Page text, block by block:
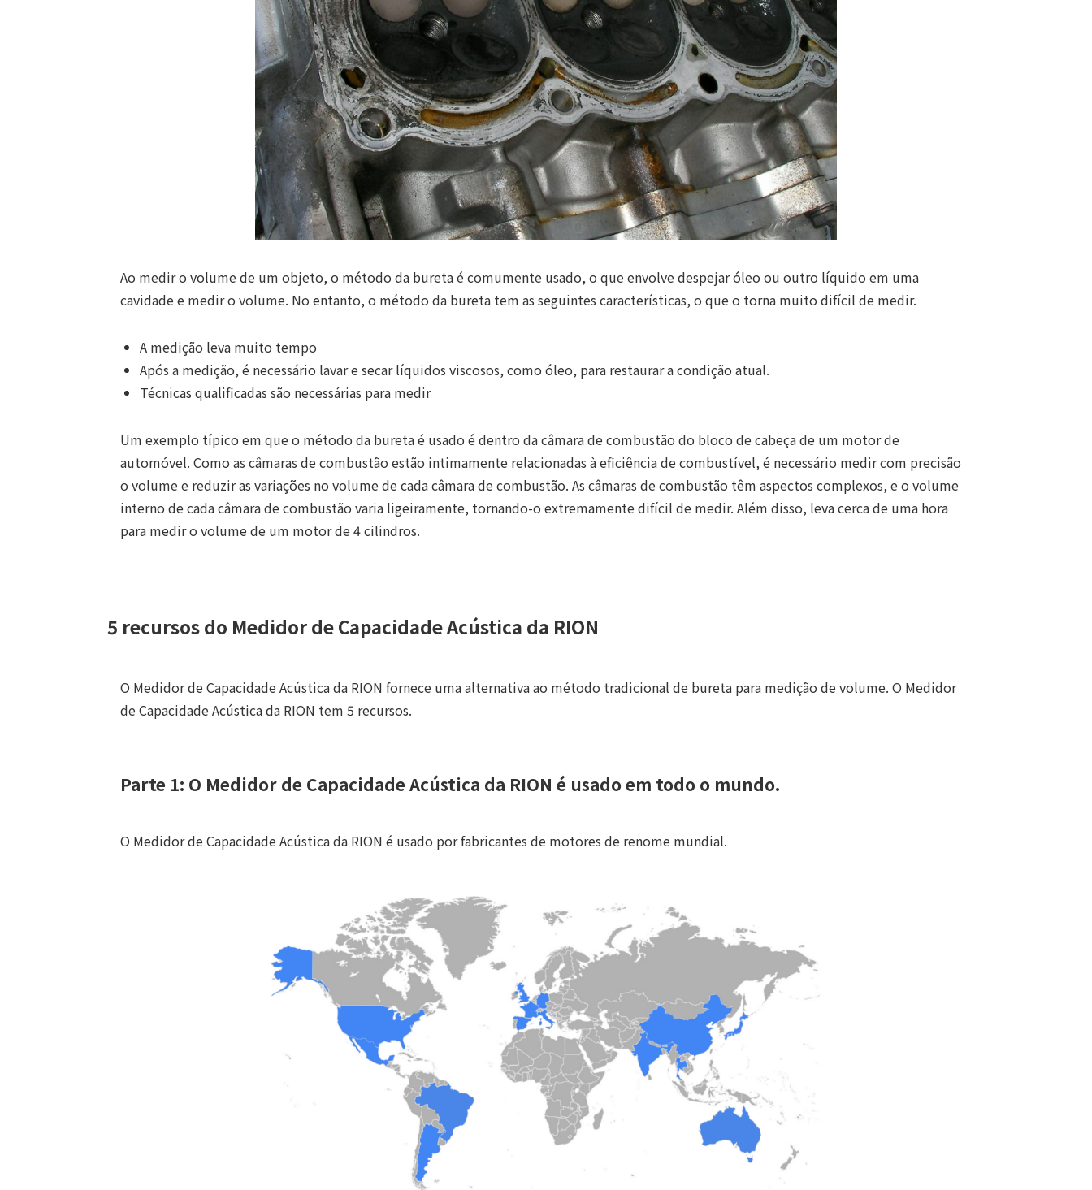
Ao medir o volume de um objeto, o método da bureta é comumente usado, o que envolve despejar óleo ou outro líquido em uma
cavidade e medir o volume. No entanto, o método da bureta tem as seguintes características, o que o torna muito difícil de medir.
A medição leva muito tempo
Após a medição, é necessário lavar e secar líquidos viscosos, como óleo, para restaurar a condição atual.
Técnicas qualificadas são necessárias para medir
Um exemplo típico em que o método da bureta é usado é dentro da câmara de combustão do bloco de cabeça de um motor de
automóvel. Como as câmaras de combustão estão intimamente relacionadas à eficiência de combustível, é necessário medir com precisão
o volume e reduzir as variações no volume de cada câmara de combustão. As câmaras de combustão têm aspectos complexos, e o volume
interno de cada câmara de combustão varia ligeiramente, tornando-o extremamente difícil de medir. Além disso, leva cerca de uma hora
para medir o volume de um motor de 4 cilindros.
5 recursos do Medidor de Capacidade Acústica da RION
O Medidor de Capacidade Acústica da RION fornece uma alternativa ao método tradicional de bureta para medição de volume. O Medidor
de Capacidade Acústica da RION tem 5 recursos.
Parte 1: O Medidor de Capacidade Acústica da RION é usado em todo o mundo.
O Medidor de Capacidade Acústica da RION é usado por fabricantes de motores de renome mundial.